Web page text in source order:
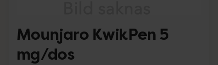
Mounjaro KwikPen 5
mg/dos